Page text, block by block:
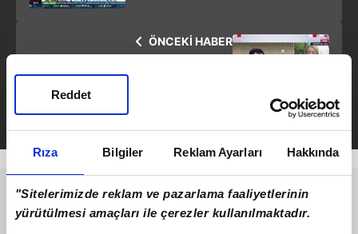
Rıza Bilgiler Reklam Ayarları Hakkında
"Sitelerimizde reklam ve pazarlama faaliyetlerinin
yürütülmesi amaçları ile çerezler kullanılmaktadır.
Reddet
ÖNCEKİ HABER
Operasyonu Son Durum:
Karabağ'da antiterör operasyonu
başlatıldı! Kritik nokta Hankendi